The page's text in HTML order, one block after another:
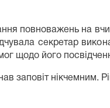
повноважень на
секретар
щодо його
заповіт нікчемним.